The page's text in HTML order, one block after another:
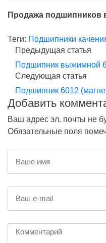
Продажа
Теги: Подшипники
Предыдущая статья
Подшипник выжимной
Следующая статья
Подшипник 6012
Добавить
Ваш адрес эл. почты не
Обязательные поля